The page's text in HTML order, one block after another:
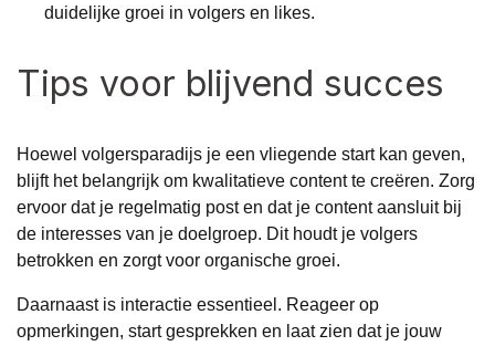
duidelijke groei in volgers en likes.
Tips voor blijvend succes
Hoewel volgersparadijs je een vliegende start kan geven,
blijft het belangrijk om kwalitatieve content te creëren. Zorg
ervoor dat je regelmatig post en dat je content aansluit bij
de interesses van je doelgroep. Dit houdt je volgers
betrokken en zorgt voor organische groei.
Daarnaast is interactie essentieel. Reageer op
opmerkingen, start gesprekken en laat zien dat je jouw